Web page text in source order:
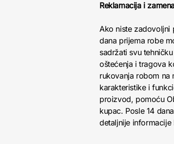
Reklamacija i
Ako niste zadovoljni
dana prijema robe
sadržati svu
oštećenja i tragova
rukovanja robom na
karakteristike i
proizvod, pomoću
kupac. Posle 14
detaljnije informacije